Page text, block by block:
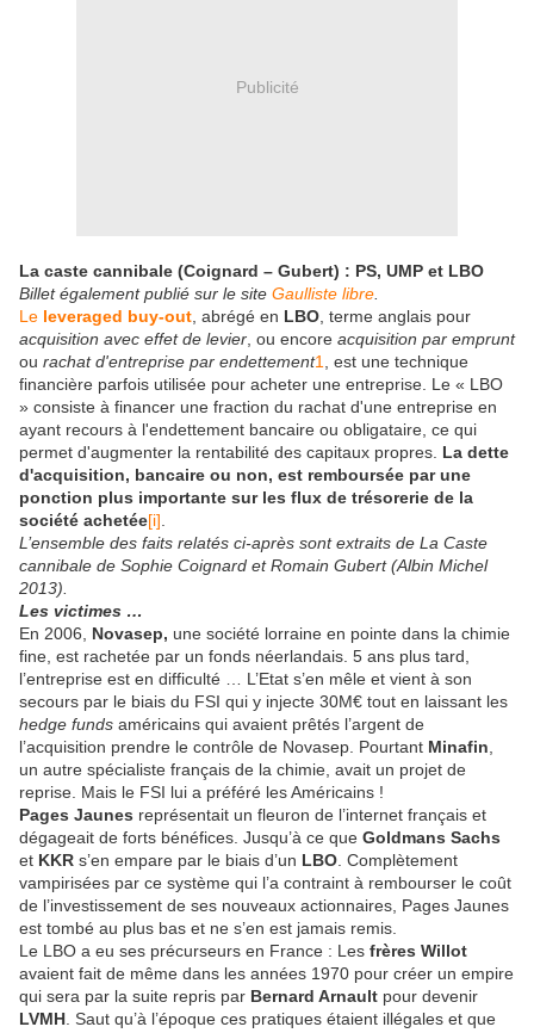
Publicité
La caste cannibale (Coignard – Gubert) : PS, UMP et LBO
Billet également publié sur le site Gaulliste libre
Le leveraged buy-out , abrégé en LBO , terme anglais pour
acquisition avec effet de levier , ou encore acquisition par emprunt
ou rachat d'entreprise par endettement1
, est une technique
financière parfois utilisée pour acheter une entreprise. Le « LBO
» consiste à financer une fraction du rachat d'une entreprise en
ayant recours à l'endettement bancaire ou obligataire, ce qui
permet d'augmenter la rentabilité des capitaux propres. La dette
d'acquisition, bancaire ou non, est remboursée par une
ponction plus importante sur les flux de trésorerie de la
société achetée[i]
L’ensemble des faits relatés ci-après sont extraits de La Caste
cannibale de Sophie Coignard et Romain Gubert (Albin Michel
2013).
Les victimes …
En 2006, Novasep, une société lorraine en pointe dans la chimie
fine, est rachetée par un fonds néerlandais. 5 ans plus tard,
l’entreprise est en difficulté … L’Etat s’en mêle et vient à son
secours par le biais du FSI qui y injecte 30M€ tout en laissant les
hedge funds américains qui avaient prêtés l’argent de
l’acquisition prendre le contrôle de Novasep. Pourtant Minafin
un autre spécialiste français de la chimie, avait un projet de
reprise. Mais le FSI lui a préféré les Américains !
Pages Jaunes représentait un fleuron de l’internet français et
dégageait de forts bénéfices. Jusqu’à ce que Goldmans Sachs
et KKR s’en empare par le biais d’un LBO . Complètement
vampirisées par ce système qui l’a contraint à rembourser le coût
de l’investissement de ses nouveaux actionnaires, Pages Jaunes
est tombé au plus bas et ne s’en est jamais remis.
Le LBO a eu ses précurseurs en France : Les frères Willot
avaient fait de même dans les années 1970 pour créer un empire
qui sera par la suite repris par Bernard Arnault pour devenir
LVMH . Saut qu’à l’époque ces pratiques étaient illégales et que